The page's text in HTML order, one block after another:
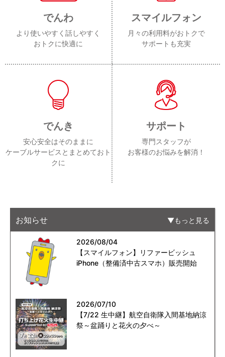
でんわ
より使いやすく話しやすく
おトクに快適に
スマイルフォン
月々の利用料がおトクで
サポートも充実
でんき
安心安全はそのままに
ケーブルサービスとまとめておト
クに
サポート
専門スタッフが
お客様のお悩みを解消！
お知らせ もっと見る
2026/08/04
【スマイルフォン】リファービッシュ
iPhone（整備済中古スマホ）販売開始
2026/07/10
【7/22 生中継】航空自衛隊入間基地納涼
祭～盆踊りと花火の夕べ～